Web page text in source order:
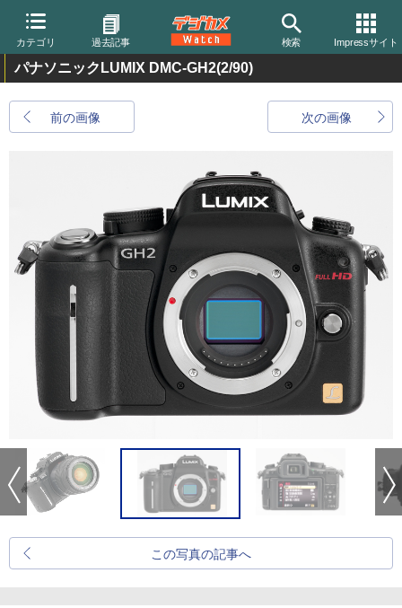
カテゴリ 過去記事 検索 Impressサイト
パナソニックLUMIX DMC-GH2(2/90)
前の画像 次の画像
この写真の記事へ